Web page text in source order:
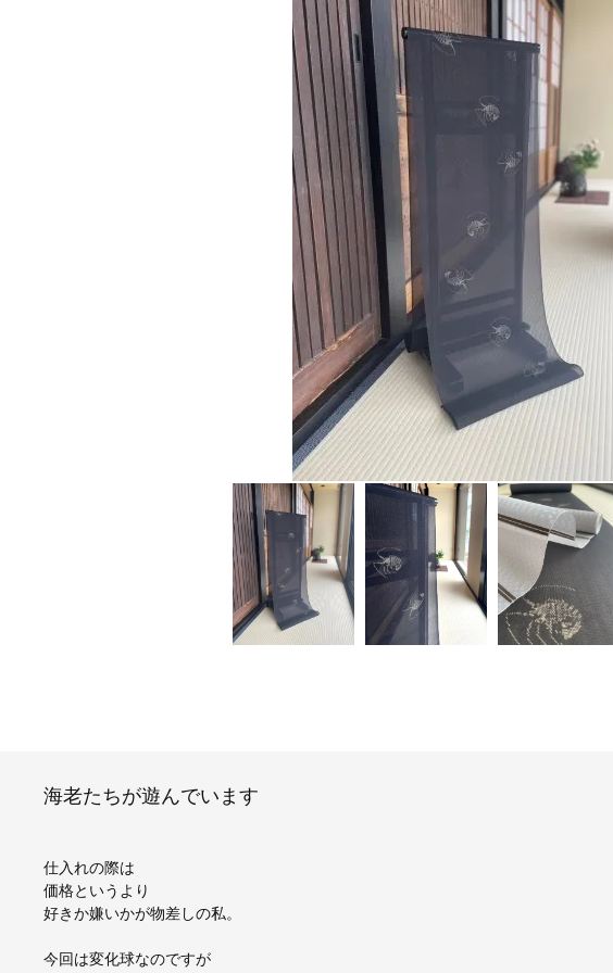
海老たちが遊んでいます
仕入れの際は
価格というより
好きか嫌いかが物差しの私。
今回は変化球なのですが